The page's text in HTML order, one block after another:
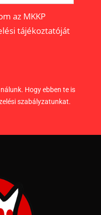
az MKKP
tájékoztatóját
Hogy ebben te is
szabályzatunkat.